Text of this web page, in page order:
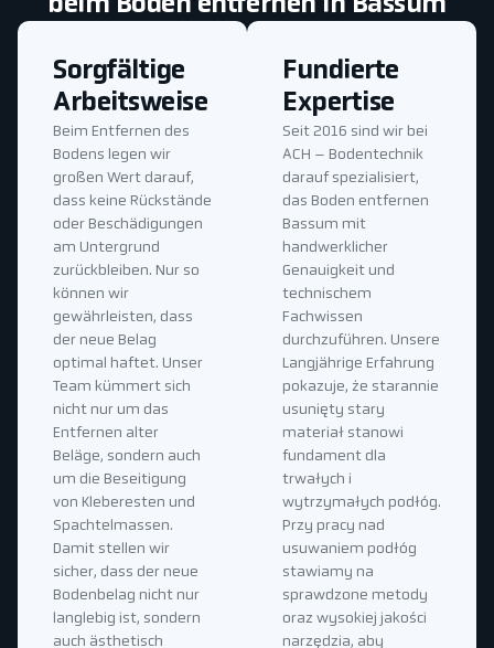
beim Boden entfernen in Bassum
Fundierte
Expertise
Seit 2016 sind wir bei
ACH – Bodentechnik
darauf spezialisiert,
das Boden entfernen
Bassum mit
handwerklicher
Genauigkeit und
technischem
Fachwissen
durchzuführen. Unsere
Langjährige Erfahrung
pokazuje, że starannie
usunięty stary
materiał stanowi
fundament dla
trwałych i
wytrzymałych podłóg.
Przy pracy nad
usuwaniem podłóg
stawiamy na
sprawdzone metody
oraz wysokiej jakości
narzędzia, aby
Sorgfältige
Arbeitsweise
Beim Entfernen des
Bodens legen wir
großen Wert darauf,
dass keine Rückstände
oder Beschädigungen
am Untergrund
zurückbleiben. Nur so
können wir
gewährleisten, dass
der neue Belag
optimal haftet. Unser
Team kümmert sich
nicht nur um das
Entfernen alter
Beläge, sondern auch
um die Beseitigung
von Kleberesten und
Spachtelmassen.
Damit stellen wir
sicher, dass der neue
Bodenbelag nicht nur
langlebig ist, sondern
auch ästhetisch